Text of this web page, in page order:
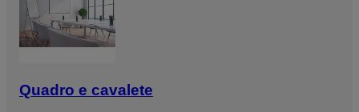
Quadro e cavalete